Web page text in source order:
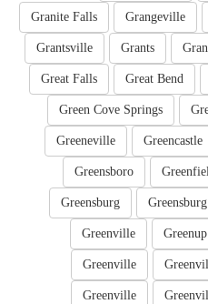
Grangeville
Granite Falls
Grants
Grantsville
Great Bend
Great Falls
Green Cove Springs
Greencastle
Greeneville
Greensboro
Greensburg
Greensburg
Greenup
Greenville
Greenville
Greenville